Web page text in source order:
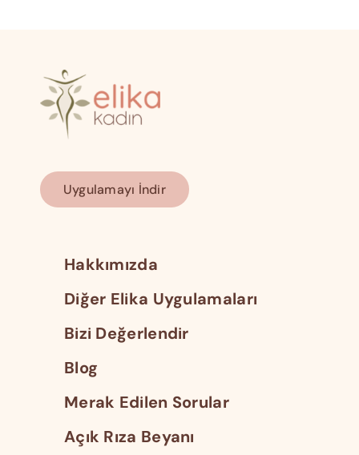
Uygulamayı İndir
Hakkımızda
Diğer Elika Uygulamaları
Bizi Değerlendir
Blog
Merak Edilen Sorular
Açık Rıza Beyanı